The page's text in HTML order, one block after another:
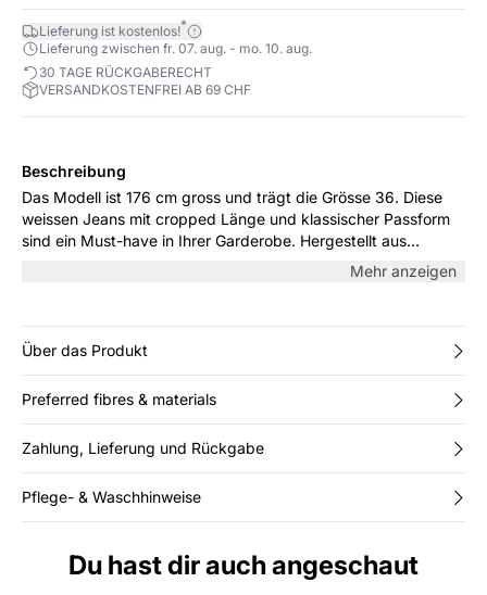
Lieferung ist kostenlos!*
Lieferung zwischen fr. 07. aug. - mo. 10. aug.
30 TAGE RÜCKGABERECHT
VERSANDKOSTENFREI AB 69 CHF
Beschreibung
Das Modell ist 176 cm gross und trägt die Grösse 36. Diese
weissen Jeans mit cropped Länge und klassischer Passform
sind ein Must-have in Ihrer Garderobe. Hergestellt aus
weicher Baumwolle mit etwas Stretch für optimalen Komfort.
Kombinieren Sie sie mit einem Hemd oder einer leichten Bluse
Mehr anzeigen
Über das Produkt
Preferred fibres & materials
Zahlung, Lieferung und Rückgabe
Pflege- & Waschhinweise
Du hast dir auch angeschaut